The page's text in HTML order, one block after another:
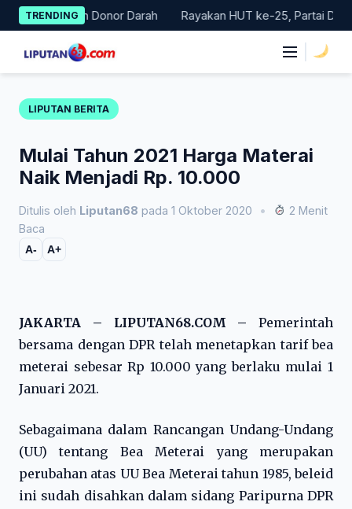
Skip
to
content
TRENDING
Donor Darah Rayakan HUT ke-25, Partai Demokrat
LIPUTAN BERITA
Mulai Tahun 2021 Harga Materai
Naik Menjadi Rp. 10.000
Ditulis oleh Liputan68 pada 1 Oktober 2020 •
2 Menit
Baca
A- A+
JAKARTA – LIPUTAN68.COM – Pemerintah
bersama dengan DPR telah menetapkan tarif bea
meterai sebesar Rp 10.000 yang berlaku mulai 1
Januari 2021.
Sebagaimana dalam Rancangan Undang-Undang
(UU) tentang Bea Meterai yang merupakan
perubahan atas UU Bea Meterai tahun 1985, beleid
ini sudah disahkan dalam sidang Paripurna DPR